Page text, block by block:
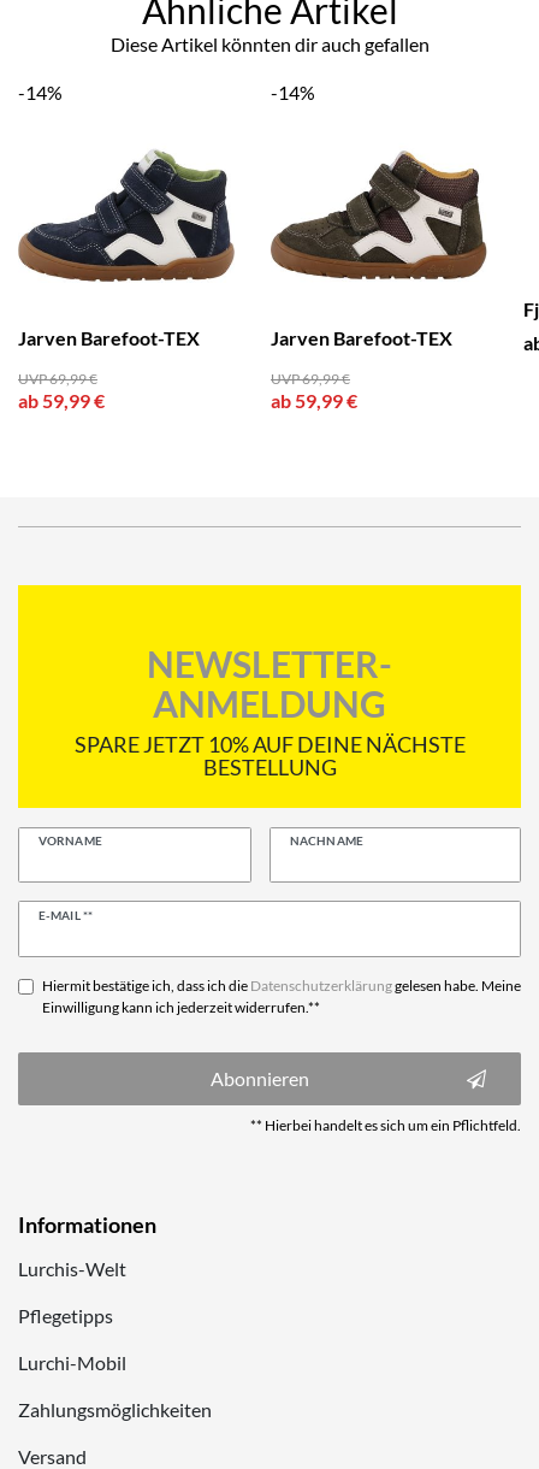
Ähnliche Artikel
Diese Artikel könnten dir auch gefallen
-14%
Jarven Barefoot-TEX
UVP 69,99 €
ab 59,99 €
-14%
Jarven Barefoot-TEX
UVP 69,99 €
ab 59,99 €
NEWSLETTER-
ANMELDUNG
SPARE JETZT 10% AUF DEINE NÄCHSTE
BESTELLUNG
VORNAME NACHNAME
E-MAIL **
Newsletter
Hiermit bestätige ich, dass ich die Daten­schutz­erklärunggelesen habe. Meine
Einwilligung kann ich jederzeit widerrufen.**
Abonnieren
** Hierbei handelt es sich um ein Pflichtfeld.
Informationen
Lurchis-Welt
Pflegetipps
Lurchi-Mobil
Zahlungsmöglichkeiten
Versand